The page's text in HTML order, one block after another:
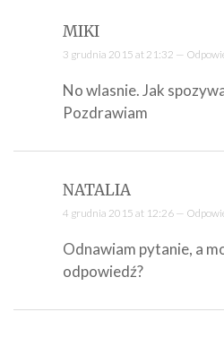
MIKI
3 grudnia 2015 at 21:32 —
No wlasnie. Jak
Pozdrawiam
NATALIA
4 grudnia 2015 at 12:26 —
Odnawiam pytanie, a
odpowiedź?